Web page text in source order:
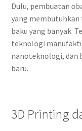
Dulu, pembuatan
yang
baku yang banyak.
teknologi
nanoteknologi, dan
baru.
3D Printing